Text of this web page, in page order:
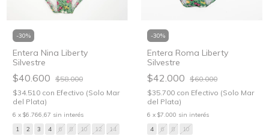
-30%
Entera Nina Liberty
Silvestre
$40.600 $58.000
$34.510 con Efectivo (Solo Mar
del Plata)
6 x $6.766,67 sin interés
1
2 3 4 6 8 10 12 14
-30%
Entera Roma Liberty
Silvestre
$42.000 $60.000
$35.700 con Efectivo (Solo Mar
del Plata)
6 x $7.000 sin interés
4
6 8 10